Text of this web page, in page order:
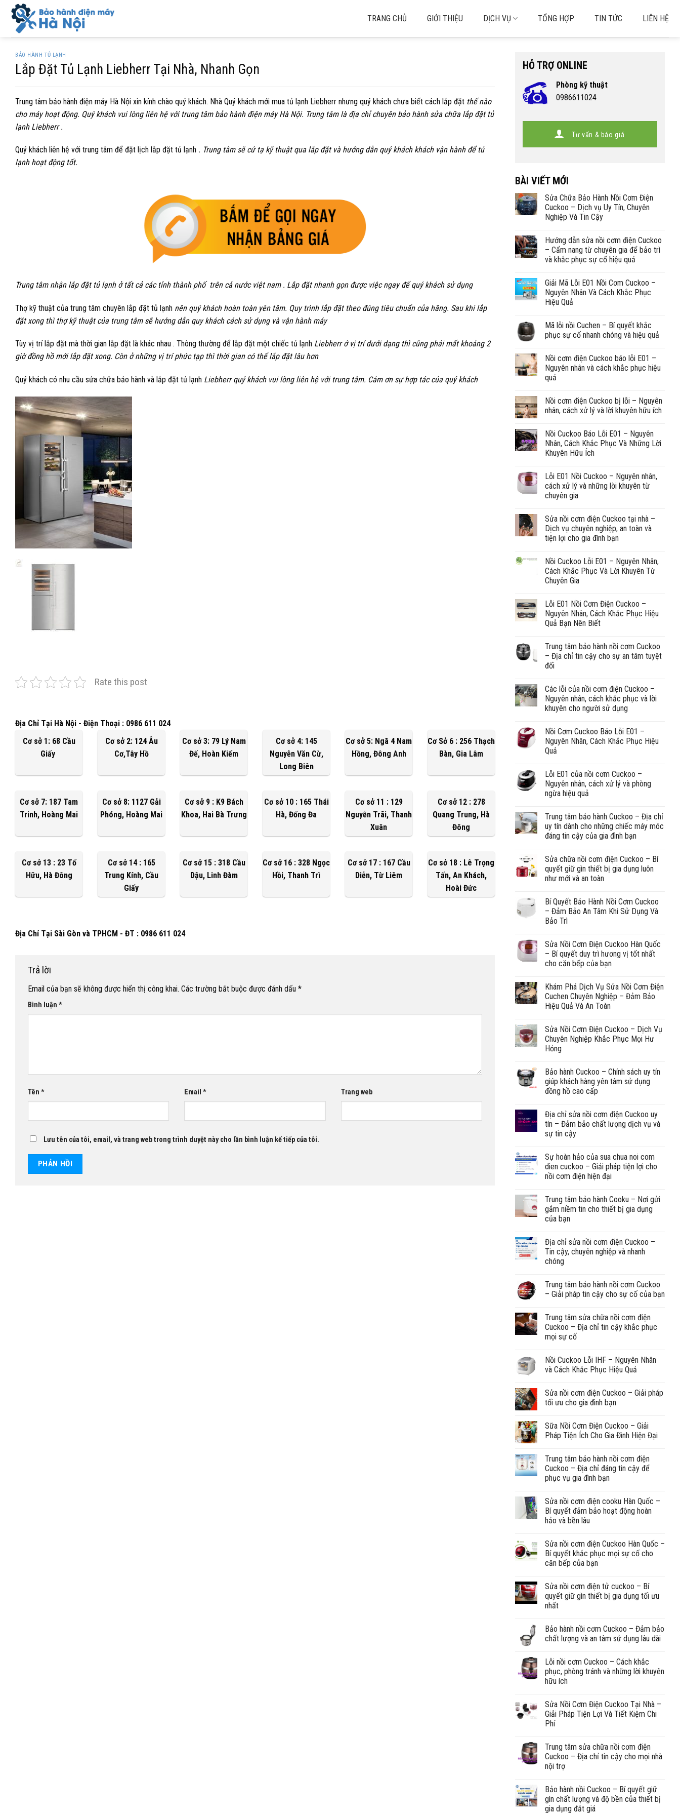
Skip
content
TRANG CHỦ GIỚI THIỆU DỊCH VỤ TỔNG HỢP TIN TỨC LIÊN HỆ
BẢO HÀNH TỦ LẠNH
Lắp Đặt Tủ Lạnh Liebherr Tại Nhà, Nhanh Gọn
Trung tâm bảo hành điện máy Hà Nội xin kính chào quý khách. Nhà Quý khách mới mua tủ lạnh Liebherr nhưng quý khách chưa biết cách lắp đặt thế nào
cho máy hoạt động. Quý khách vui lòng liên hệ với trung tâm bảo hành điện máy Hà Nội. Trung tâm là địa chỉ chuyên bảo hành sửa chữa lắp đặt tủ
lạnh Liebherr .
Quý khách liên hệ với trung tâm để đặt lịch lắp đặt tủ lạnh . Trung tâm sẽ cử tạ kỹ thuật qua lắp đặt và hướng dẫn quý khách khách vận hành để tủ
lạnh hoạt động tốt.
Trung tâm nhận lắp đặt tủ lạnh ở tất cả các tỉnh thành phố trên cả nước việt nam . Lắp đặt nhanh gọn được việc ngay để quý khách sử dụng
Thợ kỹ thuật của trung tâm chuyên lắp đặt tủ lạnh nên quý khách hoàn toàn yên tâm. Quy trình lắp đặt theo đúng tiêu chuẩn của hãng. Sau khi lắp
đặt xong thì thợ kỹ thuật của trung tâm sẽ hướng dẫn quy khách cách sử dụng và vận hành máy
Tùy vị trí lắp đặt mà thời gian lắp đặt là khác nhau . Thông thường để lắp đặt một chiếc tủ lạnh Liebherr ở vị trí dưới dạng thì cũng phải mất khoảng 2
giờ đồng hồ mới lắp đặt xong. Còn ở những vị trí phức tạp thì thời gian có thể lắp đặt lâu hơn
Quý khách có nhu cầu sửa chữa bảo hành và lắp đặt tủ lạnh Liebherr quý khách vui lòng liên hệ với trung tâm. Cảm ơn sự hợp tác của quý khách
Rate this post
Địa Chỉ Tại Hà Nội - Điện Thoại : 0986 611 024
Cơ sở 1: 68 Cầu
Giấy
Cơ sở 2: 124 Âu
Cơ,Tây Hồ
Cơ sở 3: 79 Lý Nam
Đế, Hoàn Kiếm
Cơ sở 4: 145
Nguyễn Văn Cừ,
Long Biên
Cơ sở 5: Ngã 4 Nam
Hồng, Đông Anh
Cơ Sở 6 : 256 Thạch
Bàn, Gia Lâm
Cơ sở 7: 187 Tam
Trinh, Hoàng Mai
Cơ sở 8: 1127 Gải
Phóng, Hoàng Mai
Cơ sở 9 : K9 Bách
Khoa, Hai Bà Trưng
Cơ sở 10 : 165 Thái
Hà, Đống Đa
Cơ sở 11 : 129
Nguyễn Trãi, Thanh
Xuân
Cơ sở 12 : 278
Quang Trung, Hà
Đông
Cơ sở 13 : 23 Tố
Hữu, Hà Đông
Cơ sở 14 : 165
Trung Kính, Cầu
Giấy
Cơ sở 15 : 318 Cầu
Dậu, Linh Đàm
Cơ sở 16 : 328 Ngọc
Hồi, Thanh Trì
Cơ sở 17 : 167 Cầu
Diễn, Từ Liêm
Cơ sở 18 : Lê Trọng
Tấn, An Khách,
Hoài Đức
Địa Chỉ Tại Sài Gòn và TPHCM - ĐT : 0986 611 024
Trả lời
Email của bạn sẽ không được hiển thị công khai. Các trường bắt buộc được đánh dấu *
Bình luận *
Tên * Email* Trang web
Lưu tên của tôi, email, và trang web trong trình duyệt này cho lần bình luận kế tiếp của tôi.
HỖ TRỢ ONLINE
Phòng kỹ thuật
0986611024
Tư vấn & báo giá
BÀI VIẾT MỚI
Sửa Chữa Bảo Hành Nồi Cơm Điện
Cuckoo – Dịch vụ Uy Tín, Chuyên
Nghiệp Và Tin Cậy
Hướng dẫn sửa nồi cơm điện Cuckoo
– Cẩm nang từ chuyên gia để bảo trì
và khắc phục sự cố hiệu quả
Giải Mã Lỗi E01 Nồi Cơm Cuckoo –
Nguyên Nhân Và Cách Khắc Phục
Hiệu Quả
Mã lỗi nồi Cuchen – Bí quyết khắc
phục sự cố nhanh chóng và hiệu quả
Nồi cơm điện Cuckoo báo lỗi E01 –
Nguyên nhân và cách khắc phục hiệu
quả
Nồi cơm điện Cuckoo bị lỗi – Nguyên
nhân, cách xử lý và lời khuyên hữu ích
Nồi Cuckoo Báo Lỗi E01 – Nguyên
Nhân, Cách Khắc Phục Và Những Lời
Khuyên Hữu Ích
Lỗi E01 Nồi Cuckoo – Nguyên nhân,
cách xử lý và những lời khuyên từ
chuyên gia
Sửa nồi cơm điện Cuckoo tại nhà –
Dịch vụ chuyên nghiệp, an toàn và
tiện lợi cho gia đình bạn
Nồi Cuckoo Lỗi E01 – Nguyên Nhân,
Cách Khắc Phục Và Lời Khuyên Từ
Chuyên Gia
Lỗi E01 Nồi Cơm Điện Cuckoo –
Nguyên Nhân, Cách Khắc Phục Hiệu
Quả Bạn Nên Biết
Trung tâm bảo hành nồi cơm Cuckoo
– Địa chỉ tin cậy cho sự an tâm tuyệt
đối
Các lỗi của nồi cơm điện Cuckoo –
Nguyên nhân, cách khắc phục và lời
khuyên cho người sử dụng
Nồi Cơm Cuckoo Báo Lỗi E01 –
Nguyên Nhân, Cách Khắc Phục Hiệu
Quả
Lỗi E01 của nồi cơm Cuckoo –
Nguyên nhân, cách xử lý và phòng
ngừa hiệu quả
Trung tâm bảo hành Cuckoo – Địa chỉ
uy tín dành cho những chiếc máy móc
đáng tin cậy của gia đình bạn
Sửa chữa nồi cơm điện Cuckoo – Bí
quyết giữ gìn thiết bị gia dụng luôn
như mới và an toàn
Bí Quyết Bảo Hành Nồi Cơm Cuckoo
– Đảm Bảo An Tâm Khi Sử Dụng Và
Bảo Trì
Sửa Nồi Cơm Điện Cuckoo Hàn Quốc
– Bí quyết duy trì hương vị tốt nhất
cho căn bếp của bạn
Khám Phá Dịch Vụ Sửa Nồi Cơm Điện
Cuchen Chuyên Nghiệp – Đảm Bảo
Hiệu Quả Và An Toàn
Sửa Nồi Cơm Điện Cuckoo – Dịch Vụ
Chuyên Nghiệp Khắc Phục Mọi Hư
Hỏng
Bảo hành Cuckoo – Chính sách uy tín
giúp khách hàng yên tâm sử dụng
đồng hồ cao cấp
Địa chỉ sửa nồi cơm điện Cuckoo uy
tín – Đảm bảo chất lượng dịch vụ và
sự tin cậy
Sự hoàn hảo của sua chua noi com
dien cuckoo – Giải pháp tiện lợi cho
nồi cơm điện hiện đại
Trung tâm bảo hành Cooku – Nơi gửi
gắm niềm tin cho thiết bị gia dụng
của bạn
Địa chỉ sửa nồi cơm điện Cuckoo –
Tin cậy, chuyên nghiệp và nhanh
chóng
Trung tâm bảo hành nồi cơm Cuckoo
– Giải pháp tin cậy cho sự cố của bạn
Trung tâm sửa chữa nồi cơm điện
Cuckoo – Địa chỉ tin cậy khắc phục
mọi sự cố
Nồi Cuckoo Lỗi IHF – Nguyên Nhân
và Cách Khắc Phục Hiệu Quả
Sửa nồi cơm điện Cuckoo – Giải pháp
tối ưu cho gia đình bạn
Sữa Nồi Cơm Điện Cuckoo – Giải
Pháp Tiện Ích Cho Gia Đình Hiện Đại
Trung tâm bảo hành nồi cơm điện
Cuckoo – Địa chỉ đáng tin cậy để
phục vụ gia đình bạn
Sửa nồi cơm điện cooku Hàn Quốc –
Bí quyết đảm bảo hoạt động hoàn
hảo và bền lâu
Sửa nồi cơm điện Cuckoo Hàn Quốc –
Bí quyết khắc phục mọi sự cố cho
căn bếp của bạn
Sửa nồi cơm điện tử cuckoo – Bí
quyết giữ gìn thiết bị gia dụng tối ưu
nhất
Bảo hành nồi cơm Cuckoo – Đảm bảo
chất lượng và an tâm sử dụng lâu dài
Lỗi nồi cơm Cuckoo – Cách khắc
phục, phòng tránh và những lời khuyên
hữu ích
Sửa Nồi Cơm Điện Cuckoo Tại Nhà –
Giải Pháp Tiện Lợi Và Tiết Kiệm Chi
Phí
Trung tâm sửa chữa nồi cơm điện
Cuckoo – Địa chỉ tin cậy cho mọi nhà
nội trợ
Bảo hành nồi Cuckoo – Bí quyết giữ
gìn chất lượng và độ bền của thiết bị
gia dụng đắt giá